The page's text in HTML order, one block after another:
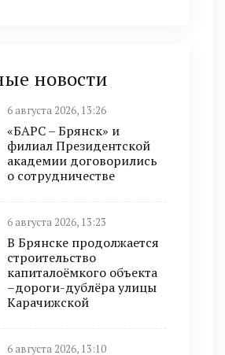
новости
6 августа 2026, 13:26
«БАРС – Брянск» и
филиал Президентской
академии договорились
о сотрудничестве
6 августа 2026, 13:23
В Брянске продолжается
строительство
капиталоёмкого объекта
–дороги-дублёра улицы
Карачижской
6 августа 2026, 13:10